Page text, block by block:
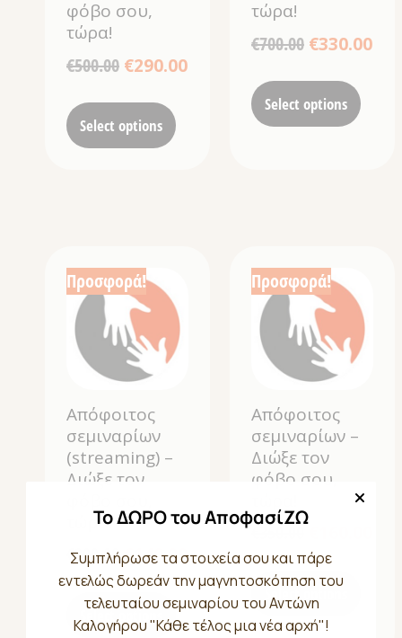
φόβο σου,
τώρα!
€500.00 €290.00
Select options
τώρα!
€700.00 €330.00
Select options
Προσφορά!
Απόφοιτος
σεμιναρίων
(streaming) –
Διώξε τον
τώρα!
€300.00€140.00
Select options
Προσφορά!
Απόφοιτος
σεμιναρίων –
Διώξε τον
φόβο σου,
€ 350.00
Select options
Το ΔΩΡΟ του ΑποφασίΖΩ
Συμπλήρωσε τα στοιχεία σου και πάρε
εντελώς δωρεάν την μαγνητοσκόπηση του
τελευταίου σεμιναρίου του Αντώνη
Καλογήρου "Κάθε τέλος μια νέα αρχή"!